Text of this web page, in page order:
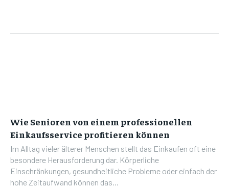
Wie Senioren von einem professionellen
Einkaufsservice profitieren können
Im Alltag vieler älterer Menschen stellt das Einkaufen oft eine
besondere Herausforderung dar. Körperliche
Einschränkungen, gesundheitliche Probleme oder einfach der
hohe Zeitaufwand können das...